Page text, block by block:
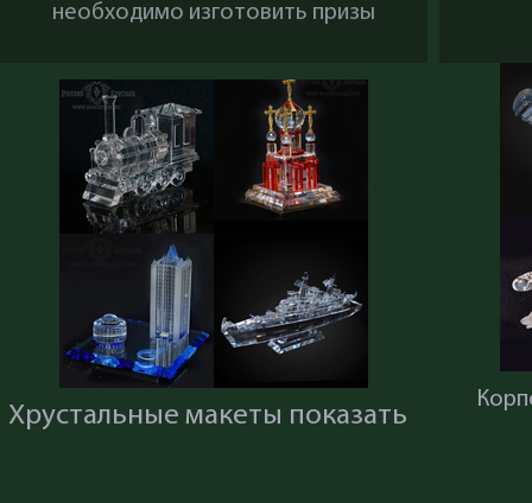
необходимо изготовить призы
Хрустальные макеты показать